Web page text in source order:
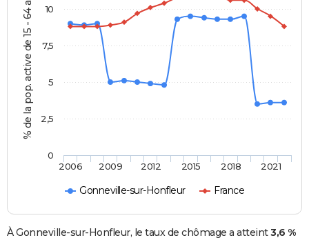
% de la pop. active de 15 - 64 ans
Gonneville-sur-Honfleur France
2006 2009 2012 2015 2018 2021
0
2,5
5
7,5
10
À Gonneville-sur-Honfleur, le taux de chômage a atteint3,6 %